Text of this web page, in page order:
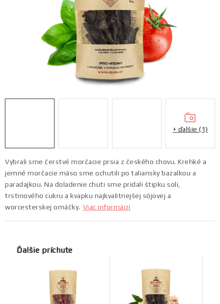
Ako vzniká naše sušené mäso
FAQ
Doprava a platba
Ochrana osobných údajov
Kontakt Blog Partneri
Vybrali sme čerstvé morčacie prsia z českého chovu. Krehké a
jemné morčacie mäso sme ochutili po taliansky bazalkou a
paradajkou. Na doladenie chuti sme pridali štipku soli,
trstinového cukru a kvapku najkvalitnejšej sójovej a
worcesterskej omáčky. Viac informácií
+ ďalšie (1)